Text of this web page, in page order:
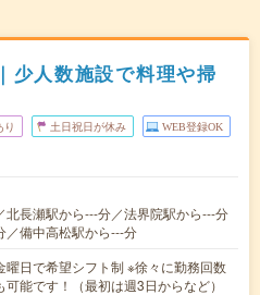
少人数施設で料理や掃
り 土日祝日が休み WEB登録OK
北長瀬駅から---分／法界院駅から---分
／備中高松駅から---分
曜日で希望シフト制 ※徐々に勤務回数
能です！（最初は週3日からなど）